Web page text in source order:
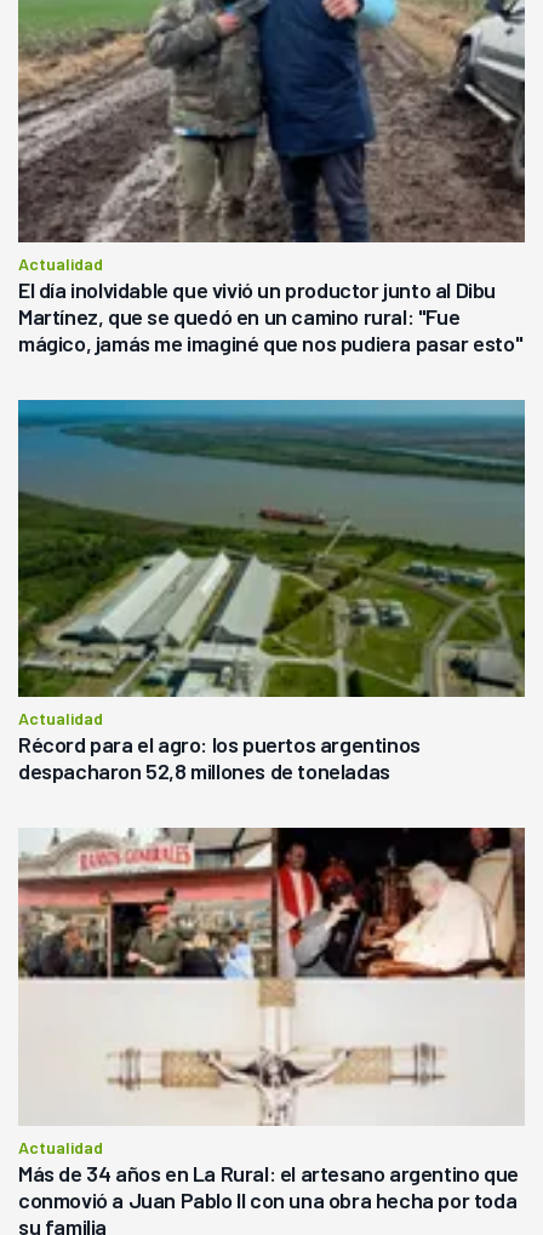
Actualidad
El día inolvidable que vivió un productor junto al Dibu
Martínez, que se quedó en un camino rural: "Fue
mágico, jamás me imaginé que nos pudiera pasar esto"
Actualidad
Récord para el agro: los puertos argentinos
despacharon 52,8 millones de toneladas
Actualidad
Más de 34 años en La Rural: el artesano argentino que
conmovió a Juan Pablo II con una obra hecha por toda
su familia